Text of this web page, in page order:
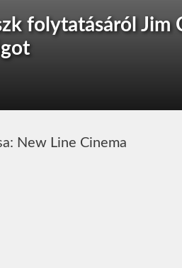
folytatásáról Jim
New Line Cinema